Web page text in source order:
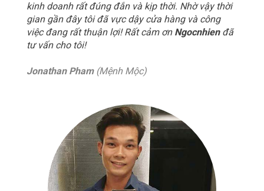
kinh doanh rất đúng đắn và kịp thời. Nhờ vậy thời
gian gần đây tôi đã vực dậy cửa hàng và công
việc đang rất thuận lợi! Rất cảm ơn Ngocnhienđã
tư vấn cho tôi!
Jonathan Pham(Mệnh Mộc)